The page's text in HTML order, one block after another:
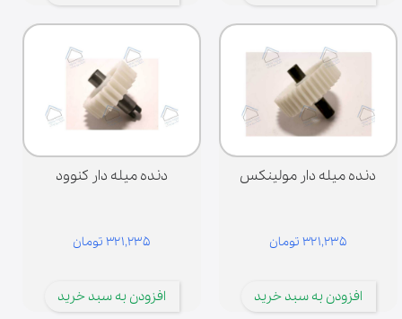
دنده میله دار مولینکس
۳۲۱,۲۳۵ تومان
افزودن به سبد خرید
دنده میله دار کنوود
۳۲۱,۲۳۵ تومان
افزودن به سبد خرید